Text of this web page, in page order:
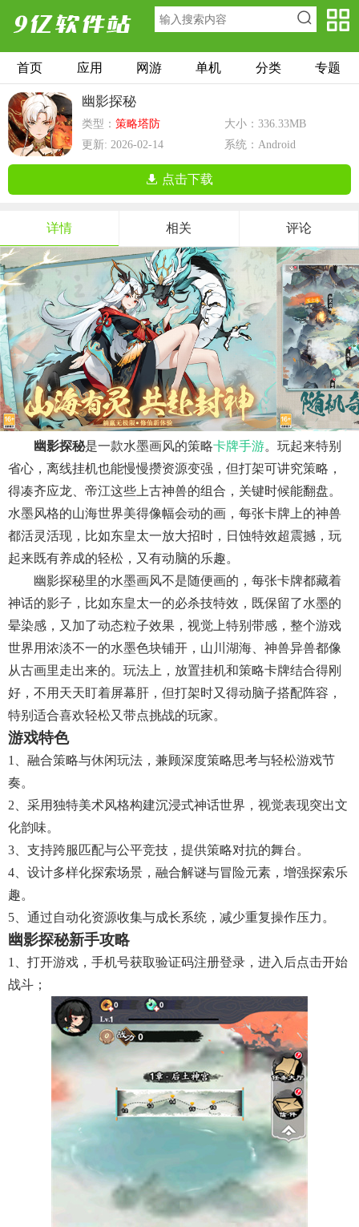
首页 应用 网游 单机 分类 专题
幽影探秘
类型： 策略塔防
大小：336.33MB
更新: 2026-02-14
系统：Android
点击下载
详情 相关 评论
幽影探秘是一款水墨画风的策略卡牌手游。玩起来特别
省心，离线挂机也能慢慢攒资源变强，但打架可讲究策略，
得凑齐应龙、帝江这些上古神兽的组合，关键时候能翻盘。
水墨风格的山海世界美得像幅会动的画，每张卡牌上的神兽
都活灵活现，比如东皇太一放大招时，日蚀特效超震撼，玩
起来既有养成的轻松，又有动脑的乐趣。
幽影探秘里的水墨画风不是随便画的，每张卡牌都藏着
神话的影子，比如东皇太一的必杀技特效，既保留了水墨的
晕染感，又加了动态粒子效果，视觉上特别带感，整个游戏
世界用浓淡不一的水墨色块铺开，山川湖海、神兽异兽都像
从古画里走出来的。玩法上，放置挂机和策略卡牌结合得刚
好，不用天天盯着屏幕肝，但打架时又得动脑子搭配阵容，
特别适合喜欢轻松又带点挑战的玩家。
游戏特色
1、融合策略与休闲玩法，兼顾深度策略思考与轻松游戏节
奏。
2、采用独特美术风格构建沉浸式神话世界，视觉表现突出文
化韵味。
3、支持跨服匹配与公平竞技，提供策略对抗的舞台。
4、设计多样化探索场景，融合解谜与冒险元素，增强探索乐
趣。
5、通过自动化资源收集与成长系统，减少重复操作压力。
幽影探秘新手攻略
1、打开游戏，手机号获取验证码注册登录，进入后点击开始
战斗；